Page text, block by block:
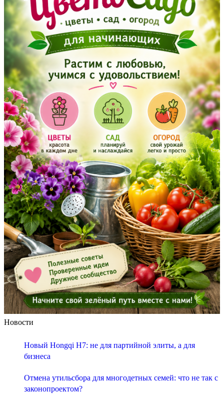
Новости
Новый Hongqi H7: не для партийной элиты, а для
бизнеса
Отмена утильсбора для многодетных семей: что не так с
законопроектом?